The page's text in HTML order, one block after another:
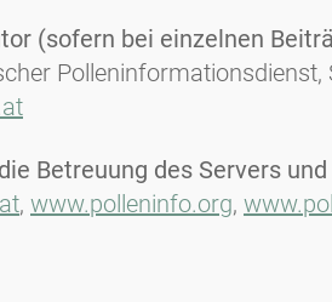
(sofern bei einzelnen
Betreuung des Servers
, www.polleninfo.org,